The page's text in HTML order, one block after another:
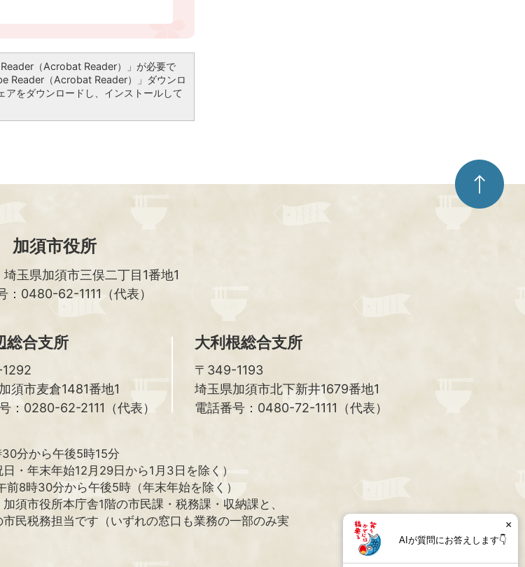
（Acrobat Reader）」が必要で
Reader（Acrobat Reader）」ダウンロ
をダウンロードし、インストールして
ペ
ー
ジ
加須市役所
埼玉県加須市三俣二丁目1番地1
：0480-62-1111（代表）
総合支所
須市麦倉1481番地1
：0280-62-2111（代表）
大利根総合支所
〒349-1193
埼玉県加須市北下新井1679番地1
電話番号：0480-72-1111（代表）
分から午後5時15分
日・年末年始12月29日から1月3日を除く）
前8時30分から午後5時（年末年始を除く）
須市役所本庁舎1階の市民課・税務課・収納課と、
民税務担当です（いずれの窓口も業務の一部のみ実
AIが質問にお答えします👇
×